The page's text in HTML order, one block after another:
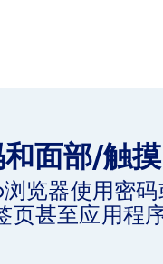
面部/触
览器使用密
页甚至应用程